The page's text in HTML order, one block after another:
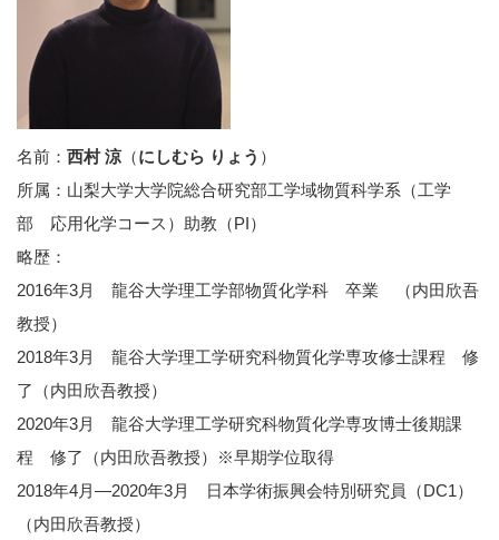
名前： 西村 涼 （にしむら りょう ）
所属：山梨大学大学院総合研究部工学域物質科学系（工学
部 応用化学コース）助教（PI）
略歴：
2016年3月 龍谷大学理工学部物質化学科 卒業 （内田欣吾
教授）
2018年3月 龍谷大学理工学研究科物質化学専攻修士課程 修
了（内田欣吾教授）
2020年3月 龍谷大学理工学研究科物質化学専攻博士後期課
程 修了（内田欣吾教授）※早期学位取得
2018年4月―2020年3月 日本学術振興会特別研究員（DC1）
（内田欣吾教授）